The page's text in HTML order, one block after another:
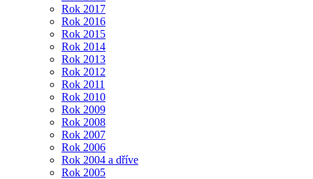
Rok 2017
Rok 2016
Rok 2015
Rok 2014
Rok 2013
Rok 2012
Rok 2011
Rok 2010
Rok 2009
Rok 2008
Rok 2007
Rok 2006
Rok 2004 a dříve
Rok 2005